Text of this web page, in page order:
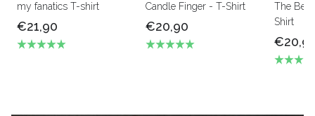
my fanatics T-shirt
€21,90
Candle Finger - T-Shirt
€20,90
The
Shirt